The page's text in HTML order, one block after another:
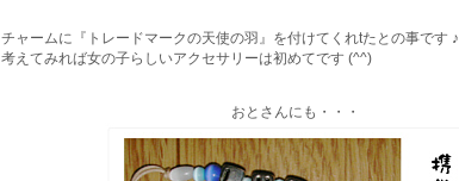
チャームに『トレードマークの天使の羽』を付けてくれtたとの事です ♪
考えてみれば女の子らしいアクセサリーは初めてです (^^)
おとさんにも・・・